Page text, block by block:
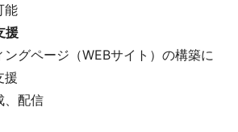
能
援
グページ（WEBサイト）の構築に
援
、配信